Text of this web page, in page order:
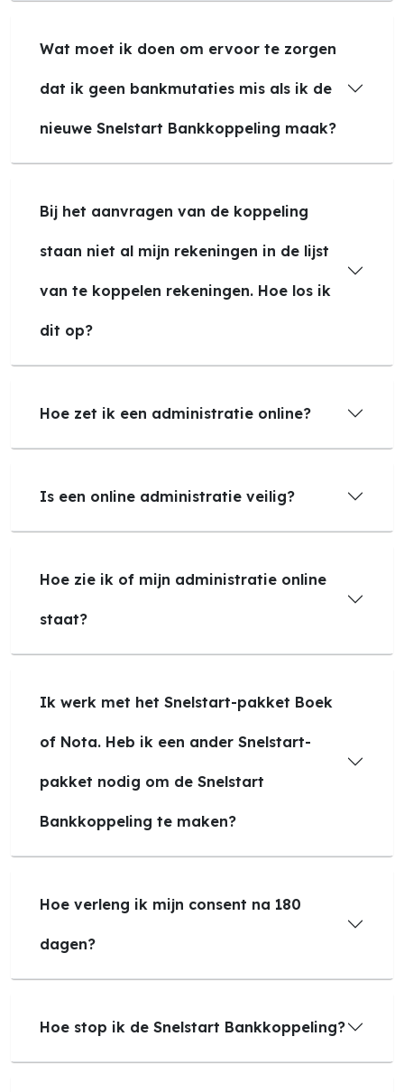
Wat moet ik doen om ervoor te zorgen
dat ik geen bankmutaties mis als ik de
nieuwe Snelstart Bankkoppeling maak?
Bij het aanvragen van de koppeling
staan niet al mijn rekeningen in de lijst
van te koppelen rekeningen. Hoe los ik
dit op?
Hoe zet ik een administratie online?
Is een online administratie veilig?
Hoe zie ik of mijn administratie online
staat?
Ik werk met het Snelstart-pakket Boek
of Nota. Heb ik een ander Snelstart-
pakket nodig om de Snelstart
Bankkoppeling te maken?
Hoe verleng ik mijn consent na 180
dagen?
Hoe stop ik de Snelstart Bankkoppeling?